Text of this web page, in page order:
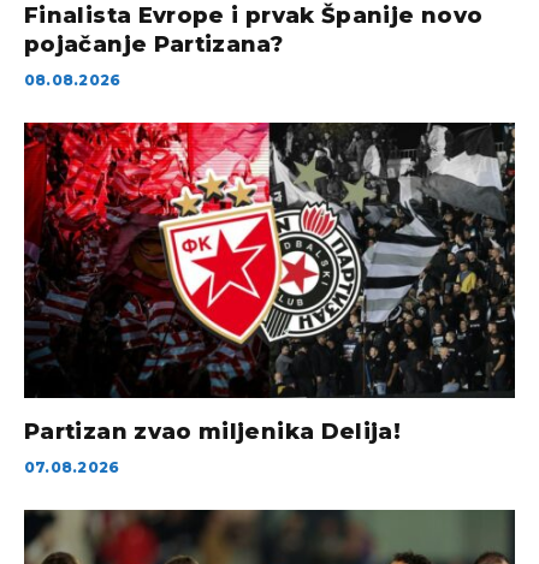
Finalista Evrope i prvak Španije novo
pojačanje Partizana?
08.08.2026
Partizan zvao miljenika Delija!
07.08.2026